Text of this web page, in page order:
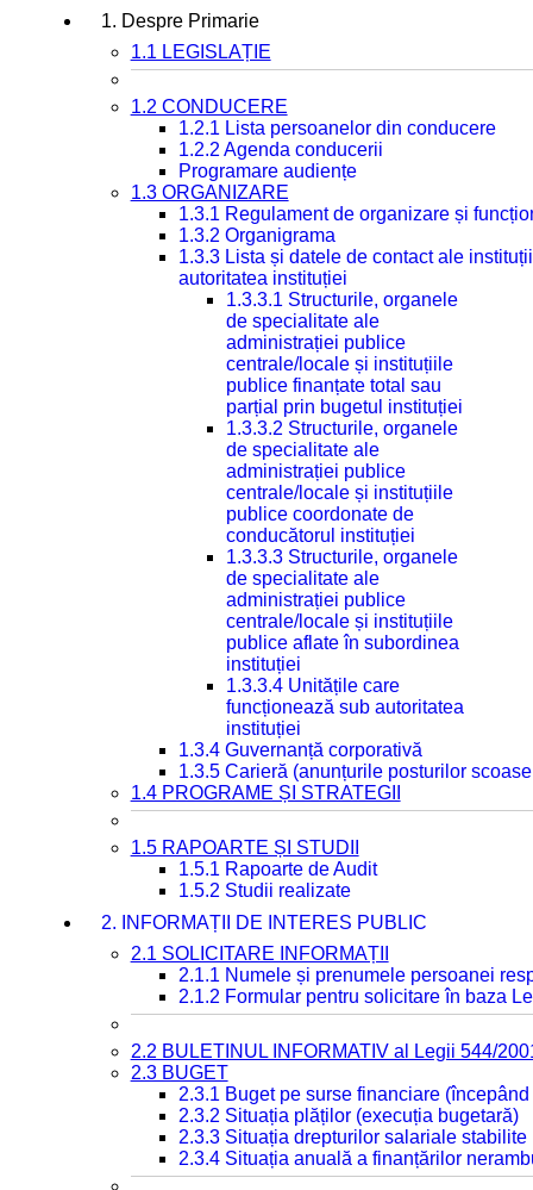
1. Despre Primarie
1.1 LEGISLAȚIE
1.2 CONDUCERE
1.2.1 Lista persoanelor din conducere
1.2.2 Agenda conducerii
Programare audiențe
1.3 ORGANIZARE
1.3.1 Regulament de organizare și
1.3.2 Organigrama
1.3.3 Lista și datele de contact ale
autoritatea instituției
1.3.3.1 Structurile, organele
de specialitate ale
administrației publice
centrale/locale și instituțiile
publice finanțate total sau
parțial prin bugetul instituției
1.3.3.2 Structurile, organele
de specialitate ale
administrației publice
centrale/locale și instituțiile
publice coordonate de
conducătorul instituției
1.3.3.3 Structurile, organele
de specialitate ale
administrației publice
centrale/locale și instituțiile
publice aflate în subordinea
instituției
1.3.3.4 Unitățile care
funcționează sub autoritatea
instituției
1.3.4 Guvernanță corporativă
1.3.5 Carieră (anunțurile posturilor
1.4 PROGRAME ȘI STRATEGII
1.5 RAPOARTE ȘI STUDII
1.5.1 Rapoarte de Audit
1.5.2 Studii realizate
2. INFORMAȚII DE INTERES PUBLIC
2.1 SOLICITARE INFORMAȚII
2.1.1 Numele și prenumele persoanei
2.1.2 Formular pentru solicitare în baza
2.2 BULETINUL INFORMATIV al Legii 544/
2.3 BUGET
2.3.1 Buget pe surse financiare
2.3.2 Situația plăților (execuția bugetară)
2.3.3 Situația drepturilor salariale
2.3.4 Situația anuală a finanțărilor